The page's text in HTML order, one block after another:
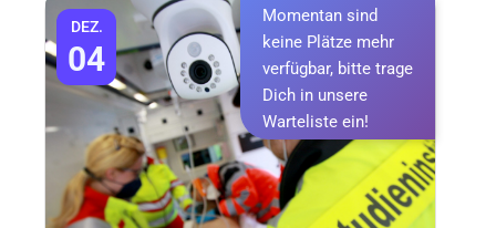
Momentan sind
keine Plätze mehr
verfügbar, bitte trage
Dich in unsere
Warteliste ein!
DEZ.
04